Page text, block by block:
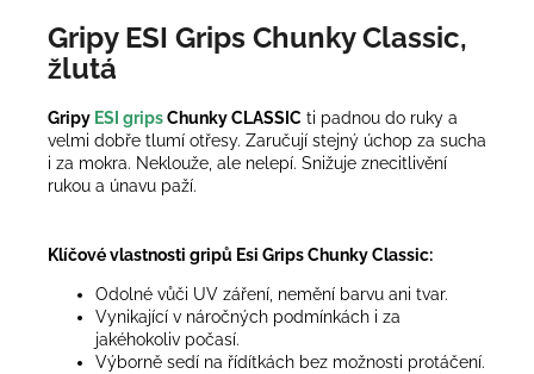
Gripy ESI Grips Chunky Classic,
žlutá
Gripy ESI gripsChunky CLASSIC ti padnou do ruky a
velmi dobře tlumí otřesy. Zaručují stejný úchop za sucha
i za mokra. Neklouže, ale nelepí. Snižuje znecitlivění
rukou a únavu paží.
Klíčové vlastnosti gripů Esi Grips Chunky Classic:
Odolné vůči UV záření, nemění barvu ani tvar.
Vynikající v náročných podmínkách i za
jakéhokoliv počasí.
Výborně sedí na řídítkách bez možnosti protáčení.